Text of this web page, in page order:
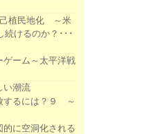
己植民地化 ～米
続けるのか？･･･
ゲーム～太平洋戦
い潮流
するには？９ ～
的に空洞化される